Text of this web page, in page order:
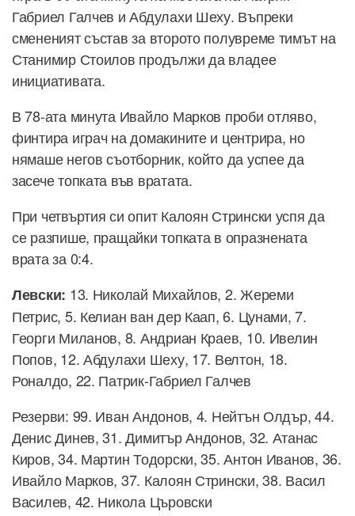
Габриел Галчев и Абдулахи Шеху. Въпреки
смененият състав за второто полувреме тимът на
Станимир Стоилов продължи да владее
инициативата.
В 78-ата минута Ивайло Марков проби отляво,
финтира играч на домакините и центрира, но
нямаше негов съотборник, който да успее да
засече топката във вратата.
При четвъртия си опит Калоян Стрински успя да
се разпише, пращайки топката в опразнената
врата за 0:4.
Левски: 13. Николай Михайлов, 2. Жереми
Петрис, 5. Келиан ван дер Каап, 6. Цунами, 7.
Георги Миланов, 8. Андриан Краев, 10. Ивелин
Попов, 12. Абдулахи Шеху, 17. Велтон, 18.
Роналдо, 22. Патрик-Габриел Галчев
Резерви: 99. Иван Андонов, 4. Нейтън Олдър, 44.
Денис Динев, 31. Димитър Андонов, 32. Атанас
Киров, 34. Мартин Тодорски, 35. Антон Иванов, 36.
Ивайло Марков, 37. Калоян Стрински, 38. Васил
Василев, 42. Никола Църовски